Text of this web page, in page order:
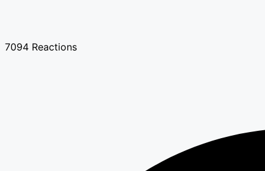
7094 Reactions